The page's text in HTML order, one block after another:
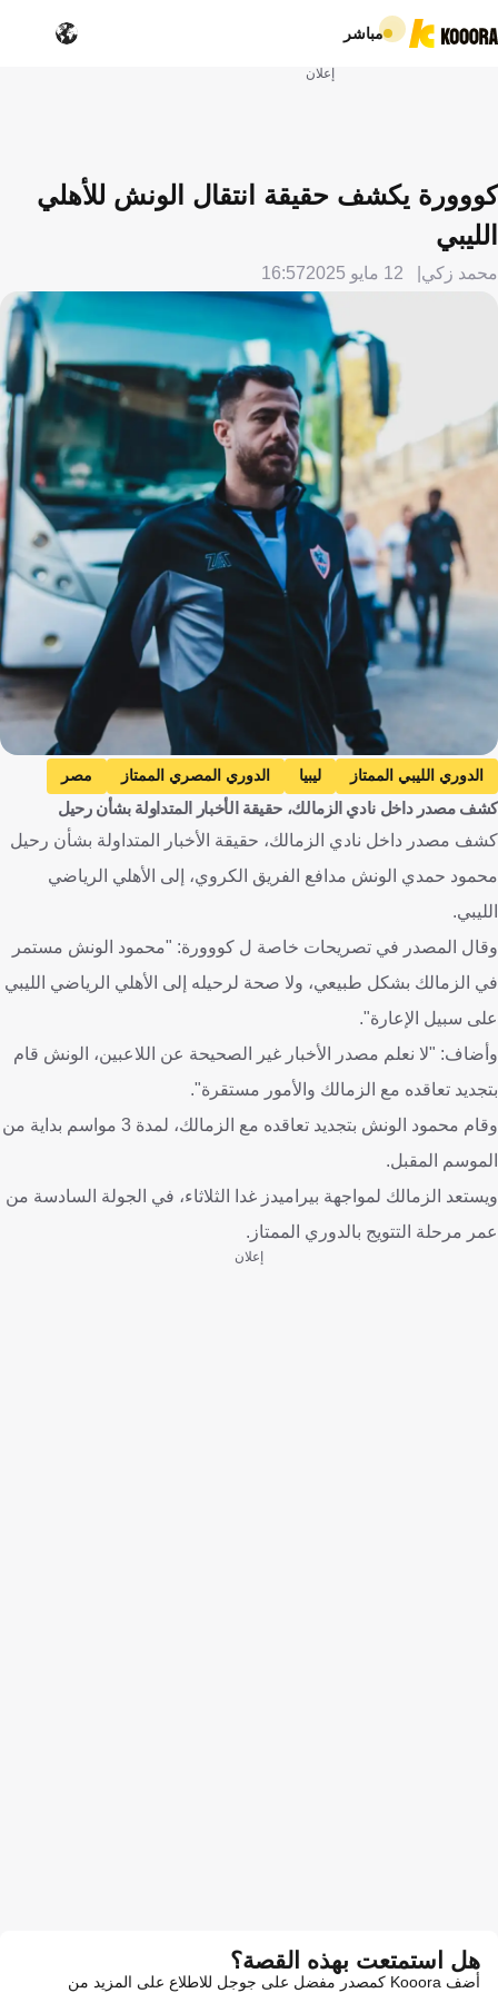
مباشر
إعلان
كووورة يكشف حقيقة انتقال الونش للأهلي
الليبي
محمد زكي 12 مايو 2025 16:57
الدوري الليبي الممتاز ليبيا الدوري المصري الممتاز
مصر
الزمالك
الأهلي طرابلس
محمود حمدي الونش
كرة قدم
كشف مصدر داخل نادي الزمالك، حقيقة الأخبار المتداولة بشأن رحيل
كشف مصدر داخل نادي الزمالك، حقيقة الأخبار المتداولة بشأن رحيل
محمود حمدي الونش مدافع الفريق الكروي، إلى الأهلي الرياضي
الليبي.
وقال المصدر في تصريحات خاصة ل كووورة: "محمود الونش مستمر
في الزمالك بشكل طبيعي، ولا صحة لرحيله إلى الأهلي الرياضي الليبي
على سبيل الإعارة".
وأضاف: "لا نعلم مصدر الأخبار غير الصحيحة عن اللاعبين، الونش قام
بتجديد تعاقده مع الزمالك والأمور مستقرة".
وقام محمود الونش بتجديد تعاقده مع الزمالك، لمدة 3 مواسم بداية من
الموسم المقبل.
ويستعد الزمالك لمواجهة بيراميدز غدا الثلاثاء، في الجولة السادسة من
عمر مرحلة التتويج بالدوري الممتاز.
إعلان
هل استمتعت بهذه القصة؟
أضف Kooora كمصدر مفضل على جوجل للاطلاع على المزيد من